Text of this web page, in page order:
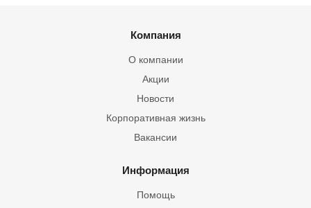
Компания
О компании
Акции
Новости
Корпоративная жизнь
Вакансии
Информация
Помощь